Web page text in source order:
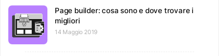
Page builder: cosa sono e dove trovare i
migliori
14 Maggio 2019